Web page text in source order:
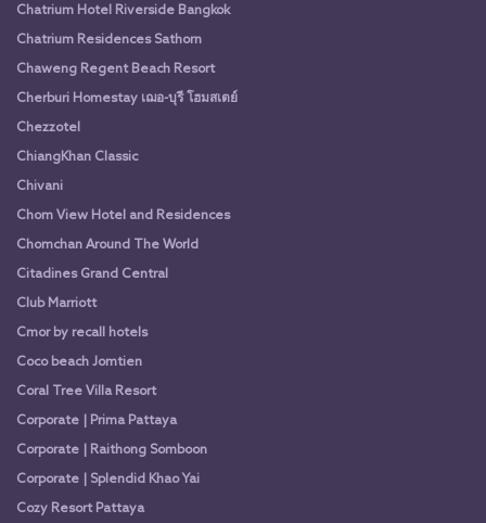
Chatrium Hotel Riverside Bangkok
Chatrium Residences Sathorn
Chaweng Regent Beach Resort
Cherburi Homestay เฌอ-บุรี โฮมสเตย์
Chezzotel
ChiangKhan Classic
Chivani
Chom View Hotel and Residences
Chomchan Around The World
Citadines Grand Central
Club Marriott
Cmor by recall hotels
Coco beach Jomtien
Coral Tree Villa Resort
Corporate | Prima Pattaya
Corporate | Raithong Somboon
Corporate | Splendid Khao Yai
Cozy Resort Pattaya